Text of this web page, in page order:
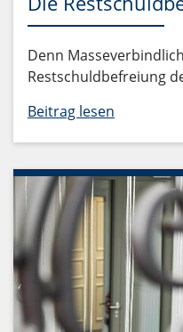
Denn
Restschuldbefreiung
Beitrag lesen